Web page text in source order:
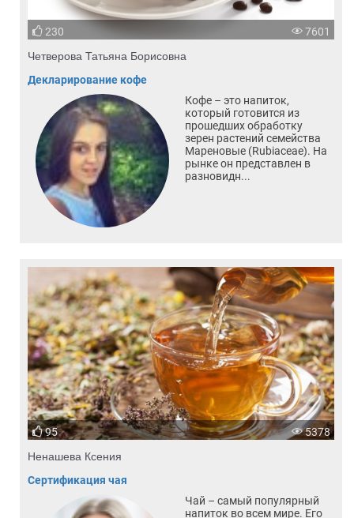
230 7601
Четверова Татьяна Борисовна
Декларирование кофе
Кофе – это напиток,
который готовится из
прошедших обработку
зерен растений семейства
Мареновые (Rubiaceae). На
рынке он представлен в
разновидн...
95 5378
Ненашева Ксения
Сертификация чая
Чай – самый популярный
напиток во всем мире. Его